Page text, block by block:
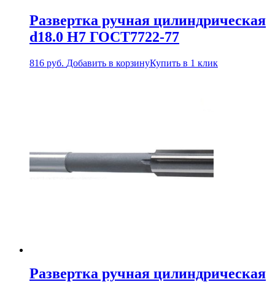
Развертка ручная цилиндрическая
d18.0 Н7 ГОСТ7722-77
816 руб. Добавить в корзинуКупить в 1 клик
Развертка ручная цилиндрическая